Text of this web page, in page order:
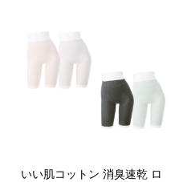
いい肌コットン 消臭速乾 ロ